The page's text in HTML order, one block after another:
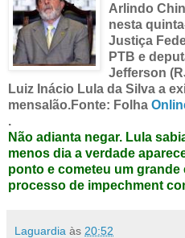
Arlindo
nesta
Justiça
PTB e
Jefferson (
Luiz Inácio Lula da Silva a
mensalão.Fonte: Folha
.
Não adianta negar. Lula
menos dia a verdade
ponto e cometeu um grande
processo de impechment
Laguardia às 20:52